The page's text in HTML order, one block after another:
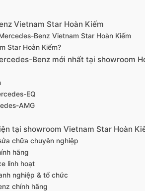
Vietnam Star Hoàn Kiếm
Benz Vietnam Star Hoàn Kiếm
Star Hoàn Kiếm?
Benz mới nhất tại showroom
EQ
AMG
tại showroom Vietnam Star Hoàn
chữa chuyên nghiệp
hãng
linh hoạt
nghiệp & tổ chức
chính hãng